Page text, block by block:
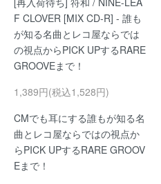
F CLOVER [MIX CD-R] - 誰も
が知る名曲とレコ屋ならでは
の視点からPICK UPするRARE
GROOVEまで！
1,389円(税込1,528円)
CMでも耳にする誰もが知る名
曲とレコ屋ならではの視点か
らPICK UPするRARE GROOV
Eまで！